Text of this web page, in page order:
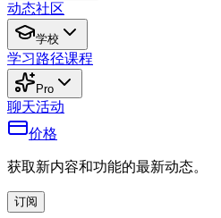
动态社区
学校
学习路径课程
Pro
聊天活动
价格
获取新内容和功能的最新动态。
订阅